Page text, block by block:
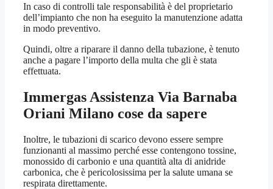
In caso di controlli tale responsabilità è del proprietario
dell’impianto che non ha eseguito la manutenzione adatta
in modo preventivo.
Quindi, oltre a riparare il danno della tubazione, è tenuto
anche a pagare l’importo della multa che gli è stata
effettuata.
Immergas Assistenza Via Barnaba
Oriani Milano cose da sapere
Inoltre, le tubazioni di scarico devono essere sempre
funzionanti al massimo perché esse contengono tossine,
monossido di carbonio e una quantità alta di anidride
carbonica, che è pericolosissima per la salute umana se
respirata direttamente.